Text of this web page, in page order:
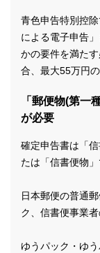
青色申告特別控
による電子申告
かの要件を満た
合、最大55万円
「郵便物(第一
が必要
確定申告書は「
たは「信書便物」
日本郵便の普通
ク、信書便事業
ゆうパック・ゆ